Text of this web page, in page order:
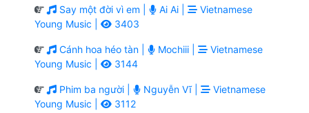
Say một đời vì em | Ai Ai |
Vietnamese
Young Music |
3403
Cánh hoa héo tàn | Mochiii |
Vietnamese
Young Music |
3144
Phim ba người | Nguyễn Vĩ |
Vietnamese
Young Music |
3112